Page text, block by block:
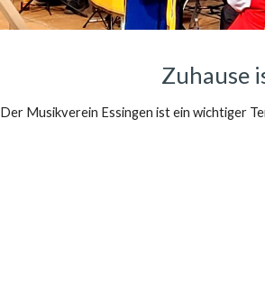
Zuhause
Der Musikverein Essingen ist ein wichtiger